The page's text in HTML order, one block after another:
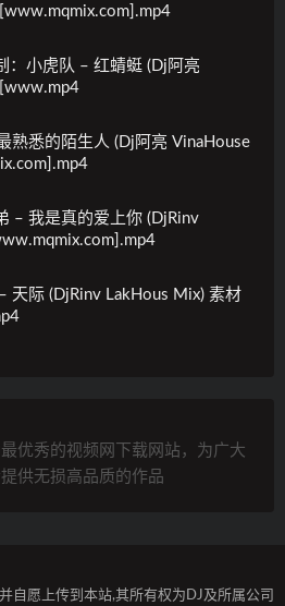
：小虎队 – 红蜻蜓 (Dj阿亮
熟悉的陌生人 (Dj阿亮 VinaHouse
– 我是真的爱上你 (DjRinv
天际 (DjRinv LakHous Mix) 素材
优秀的视频网下载网站，为广大
供无损高品质的作品
自愿上传到本站,其所有权为DJ及所属公司